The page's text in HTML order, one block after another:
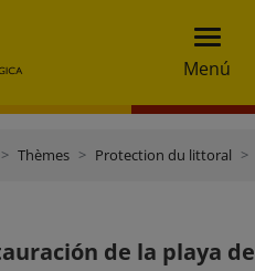
Menú
Thèmes Protection du littoral
de la playa de